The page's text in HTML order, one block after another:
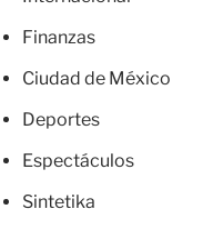
Finanzas
Ciudad de México
Deportes
Espectáculos
Sintetika